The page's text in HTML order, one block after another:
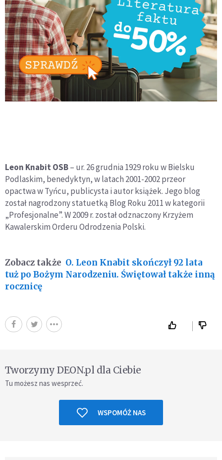
Leon Knabit OSB– ur. 26 grudnia 1929 roku w Bielsku
Podlaskim, benedyktyn, w latach 2001-2002 przeor
opactwa w Tyńcu, publicysta i autor książek. Jego blog
został nagrodzony statuetką Blog Roku 2011 w kategorii
„Profesjonalne”. W 2009 r. został odznaczony Krzyżem
Kawalerskim Orderu Odrodzenia Polski.
Zobacz także O. Leon Knabit skończył 92 lata
tuż po Bożym Narodzeniu. Świętował także inną
rocznicę
Tworzymy DEON.pl dla Ciebie
Tu możesz nas wesprzeć.
WSPOMÓŻ NAS